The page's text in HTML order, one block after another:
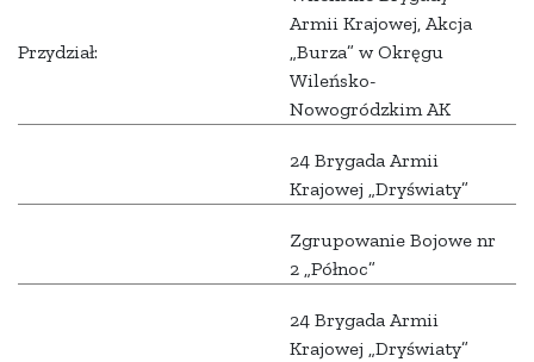
Przydział:
Armii Krajowej, Akcja
„Burza” w Okręgu
Wileńsko-
Nowogródzkim AK
24 Brygada Armii
Krajowej „Dryświaty”
Zgrupowanie Bojowe nr
2 „Północ”
24 Brygada Armii
Krajowej „Dryświaty”